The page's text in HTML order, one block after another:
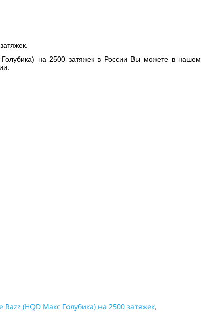
на 2500 затяжек в России Вы можете в нашем
Razz (HQD Макс Голубика) на 2500 затяжек,